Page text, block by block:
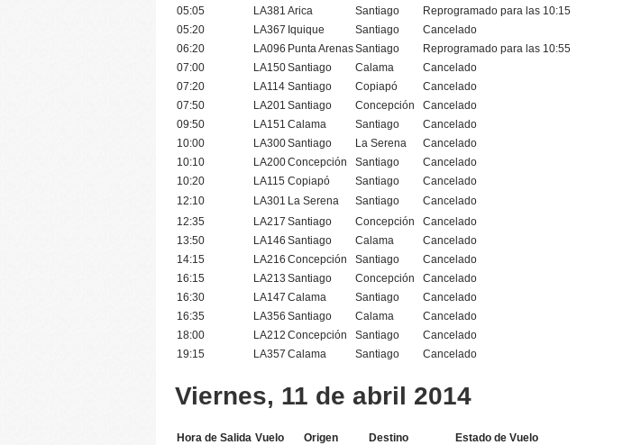
05:05
LA381 Arica Santiago
Reprogramado para las 10:15
05:20
LA367 Iquique Santiago
Cancelado
06:20
LA096 Punta ArenasSantiago
Reprogramado para las 10:55
07:00
LA150Santiago Calama
Cancelado
07:20
LA114 Santiago Copiapó
Cancelado
07:50
LA201 Santiago Concepción
Cancelado
09:50
LA151 Calama Santiago
Cancelado
10:00
LA300Santiago La Serena
Cancelado
10:10
LA200Concepción Santiago
Cancelado
10:20
LA115 Copiapó Santiago
Cancelado
12:10
LA301 La Serena Santiago
Cancelado
12:35
LA217 Santiago Concepción
Cancelado
13:50
LA146 Santiago Calama
Cancelado
14:15
LA216 Concepción Santiago
Cancelado
16:15
LA213 Santiago Concepción
Cancelado
16:30
LA147 Calama Santiago
Cancelado
16:35
LA356 Santiago Calama
Cancelado
18:00
LA212 Concepción Santiago
Cancelado
19:15
LA357 Calama Santiago Cancelado
Viernes, 11 de abril 2014
Hora de Salida Vuelo Origen Destino
Estado de Vuelo